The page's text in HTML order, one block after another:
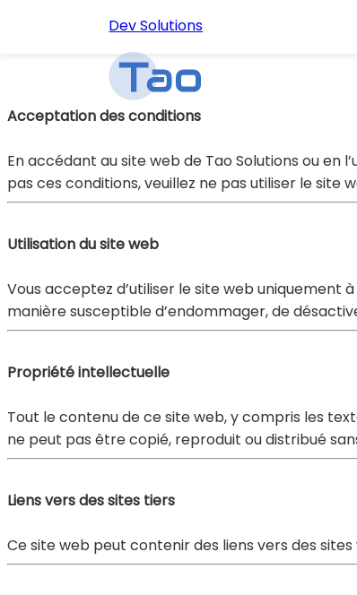
Dev Solutions
Conditions d'utilisation
Acceptation des conditions
En accédant au site web de Tao Solutions ou en
pas ces conditions, veuillez ne pas utiliser le site
Utilisation du site web
Vous acceptez d’utiliser le site web uniquement
manière susceptible d’endommager, de
Propriété intellectuelle
Tout le contenu de ce site web, y compris les
ne peut pas être copié, reproduit ou distribué
Liens vers des sites tiers
Ce site web peut contenir des liens vers des